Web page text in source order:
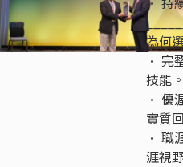
為何
• 完
技能。
• 優
實質
• 職
涯視